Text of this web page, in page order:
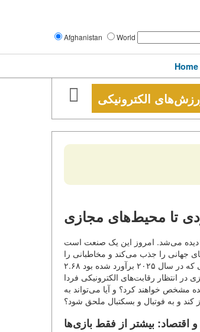
Afghanistan World
Home
الکترونیکی
تا محیط‌های مجازی
دیده می‌شد. امروز این یک صنعت است
جهانی را جذب می‌کند و مخاطبانى را
جمع می‌کند که قابل مقایسه با قهرمانی‌های فوتبال است. بازار جهانی رقابت‌های الکترونیکی که در سال ۲۰۲۵ برآورد شده بود ۲.۶۸
خواهد رسید. اما چه چیزی در انتظار رقابت‌های الکترونیکی فردا
رشته‌ها و فرمت‌هایی که شکل آن را در آینده‌ی نزدیک تا ۵-۱۰ سال آینده مشخص خواهند کرد؟ و آیا می‌تواند به
و به فوتبال و بسکتبال ملحق شود؟
اقتصاد: بیشتر از فقط بازی‌ها